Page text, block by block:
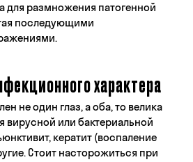
для размножения патогенной
последующими
характера
не один глаз, а оба, то велика
вирусной или бактериальной
кератит (воспаление
Стоит насторожиться при